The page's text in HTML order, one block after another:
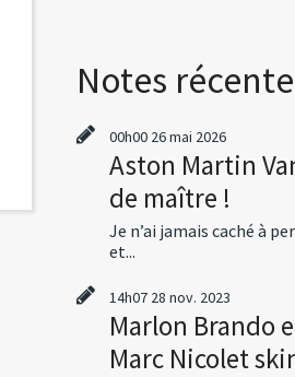
Notes
00h00 26mai 2026
Aston Martin
de maître !
Je n’ai jamais caché à
et...
14h07 28 nov. 2023
Marlon Brando
Marc Nicolet